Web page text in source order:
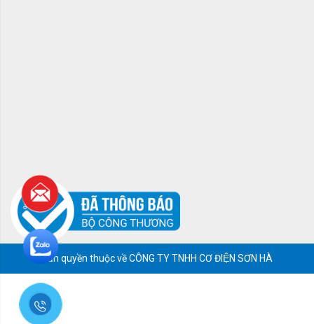
Bản quyền thuộc về CÔNG TY TNHH CƠ ĐIỆN SƠN HÀ